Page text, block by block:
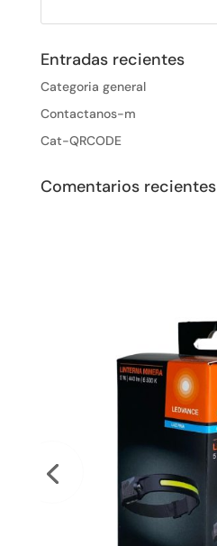
Entradas recientes
Categoria general
Contactanos-m
Cat-QRCODE
Comentarios recientes